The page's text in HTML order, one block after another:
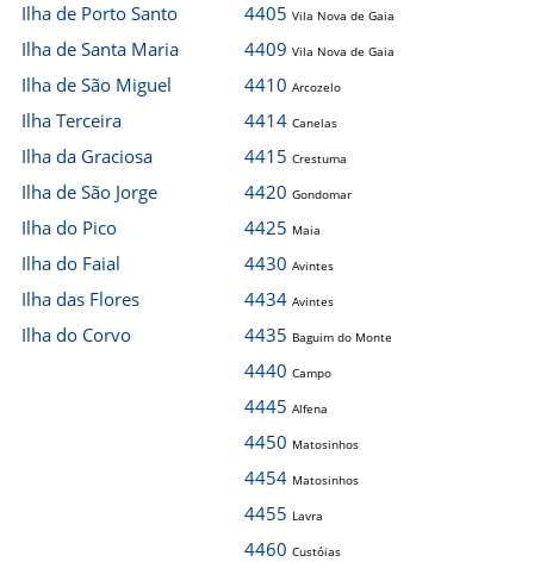
Ilha de Porto Santo
Ilha de Santa Maria
Ilha de São Miguel
Ilha Terceira
Ilha da Graciosa
Ilha de São Jorge
Ilha do Pico
Ilha do Faial
Ilha das Flores
Ilha do Corvo
4405 Vila Nova de Gaia
4409 Vila Nova de Gaia
4410 Arcozelo
4414 Canelas
4415 Crestuma
4420 Gondomar
4425 Maia
4430 Avintes
4434 Avintes
4435 Baguim do Monte
4440 Campo
4445 Alfena
4450 Matosinhos
4454 Matosinhos
4455 Lavra
4460 Custóias